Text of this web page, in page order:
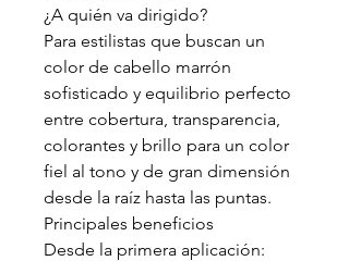
¿A quién va dirigido?
Para estilistas que buscan un
color de cabello marrón
sofisticado y equilibrio perfecto
entre cobertura, transparencia,
colorantes y brillo para un color
fiel al tono y de gran dimensión
desde la raíz hasta las puntas.
Principales beneficios
Desde la primera aplicación: